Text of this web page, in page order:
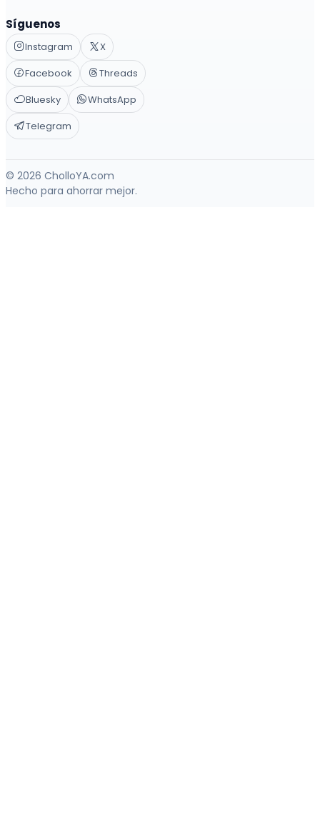
Síguenos
Instagram
X
Facebook
Threads
Bluesky
WhatsApp
Telegram
© 2026 CholloYA.com
Hecho para ahorrar mejor.